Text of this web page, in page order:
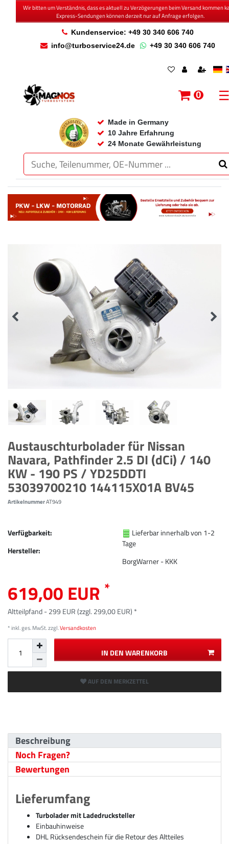
Wir bitten um Verständnis, dass es aktuell zu Verzögerungen beim Versand kommen
Express-Sendungen können derzeit nur auf Anfrage erfolgen.
Kundenservice: +49 30 340 606 740
info@turboservice24.de
+49 30 340 606 740
Made in Germany
10 Jahre Erfahrung
24 Monate Gewährleistung
0 ☰
Austauschturbolader für Nissan
Navara, Pathfinder 2.5 DI (dCi) / 140
KW - 190 PS / YD25DDTI
53039700210 144115X01A BV45
ArtikelnummerAT949
Verfügbarkeit:
Hersteller:
Lieferbar innerhalb von 1-2
Tage
BorgWarner - KKK
619,00 EUR *
Altteilpfand - 299 EUR (zzgl. 299,00 EUR) *
* inkl. ges. MwSt. zzgl.Versandkosten
IN DEN WARENKORB
AUF DEN MERKZETTEL
Beschreibung
Noch Fragen?
Bewertungen
Lieferumfang
Turbolader mit Ladedrucksteller
Einbauhinweise
DHL Rücksendeschein für die Retour des Altteiles